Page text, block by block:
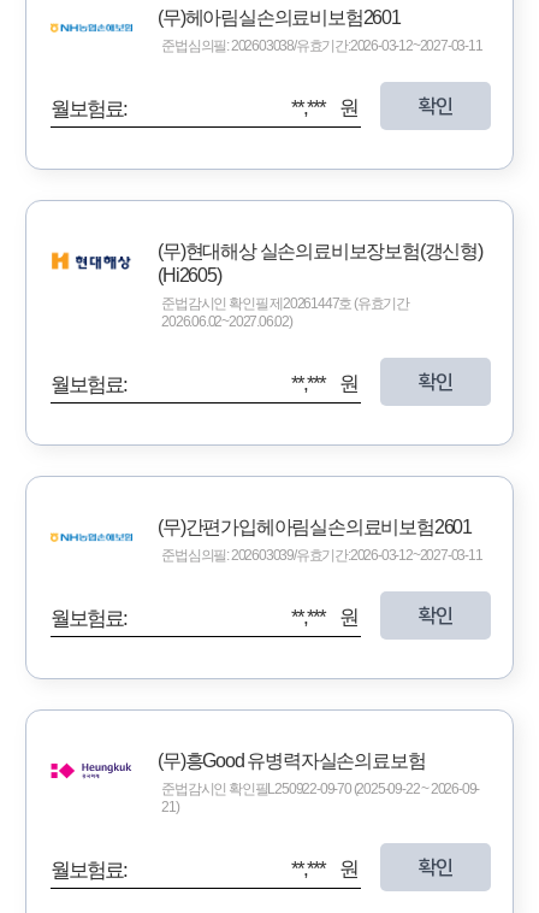
(무)헤아림실손의료비보험2601
준법심의필: 202603038/유효기간:2026-03-12~2027-03-11
월보험료: **,*** 원 확인
(무)현대해상 실손의료비보장보험(갱신형)
(Hi2605)
준법감시인 확인필 제20261447호 (유효기간
2026.06.02~2027.06.02)
월보험료: **,*** 원 확인
(무)간편가입헤아림실손의료비보험2601
준법심의필: 202603039/유효기간:2026-03-12~2027-03-11
월보험료: **,*** 원 확인
(무)흥Good 유병력자실손의료보험
준법감시인 확인필L250922-09-70 (2025-09-22 ~ 2026-09-
21)
월보험료: **,*** 원 확인